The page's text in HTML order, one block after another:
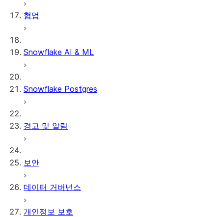
협업
Snowflake AI & ML
Snowflake Postgres
경고 및 알림
보안
데이터 거버넌스
개인정보 보호